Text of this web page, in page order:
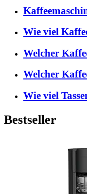
Wie viel
Welcher
Welcher
Wie viel
Bestseller